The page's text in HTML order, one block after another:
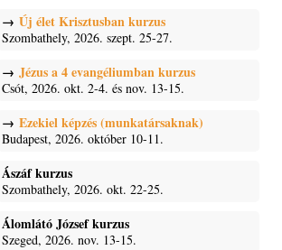
Új élet Krisztusban kurzus
Szombathely, 2026. szept. 25-27.
Jézus a 4 evangéliumban kurzus
Csót, 2026. okt. 2-4. és nov. 13-15.
Ezekiel képzés (munkatársaknak)
Budapest, 2026. október 10-11.
Ászáf kurzus
Szombathely, 2026. okt. 22-25.
Álomlátó József kurzus
Szeged, 2026. nov. 13-15.